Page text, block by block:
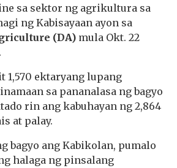
sa sektor ng agrikultura sa
ng Kabisayaan ayon sa
(DA) mula Okt. 22
1,570 ektaryang lupang
sa pananalasa ng bagyo
rin ang kabuhayan ng 2,864
at palay.
bagyo ang Kabikolan, pumalo
halaga ng pinsalang